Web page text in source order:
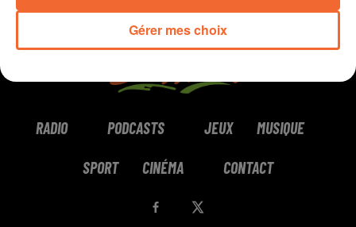
RADIO PODCASTS JEUX MUSIQUE
SPORT CINÉMA CONTACT
Gérer mes choix